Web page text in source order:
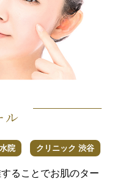
ル
院 クリニック 渋谷
ることでお肌のター